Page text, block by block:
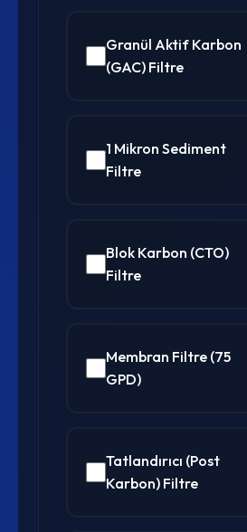
Granül Aktif Karbon
(GAC) Filtre
1 Mikron Sediment
Filtre
Blok Karbon (CTO)
Filtre
Membran Filtre (75
GPD)
Tatlandırıcı (Post
Karbon) Filtre